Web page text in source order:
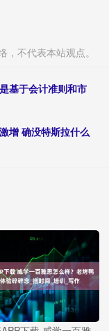
，不代表本站观点。
基于会计准则和市
增 确没特斯拉什么